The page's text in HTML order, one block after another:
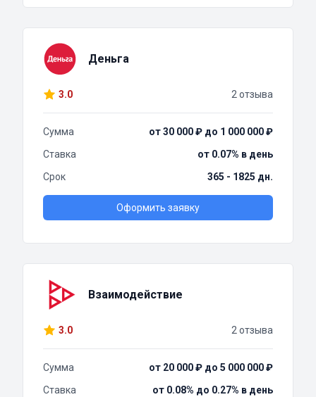
Деньга
3.0 2 отзыва
Сумма
от 30 000 ₽ до 1 000 000 ₽
Ставка
от 0.07% в день
Срок
365 - 1825 дн.
Оформить заявку
Взаимодействие
3.0 2 отзыва
Сумма
от 20 000 ₽ до 5 000 000 ₽
Ставка
от 0.08% до 0.27% в день